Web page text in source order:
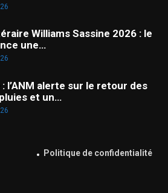
Williams Sassine 2026 : le
une…
: l’ANM alerte sur le retour des
et un…
Politique de confidentialité